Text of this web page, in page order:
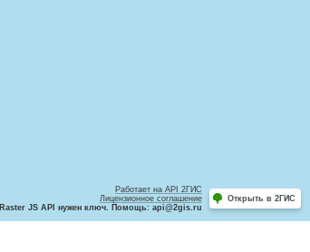
Работает на API 2ГИС
Лицензионное соглашение
JS API нужен ключ. Помощь: api@2gis.ru
Открыть в 2ГИС